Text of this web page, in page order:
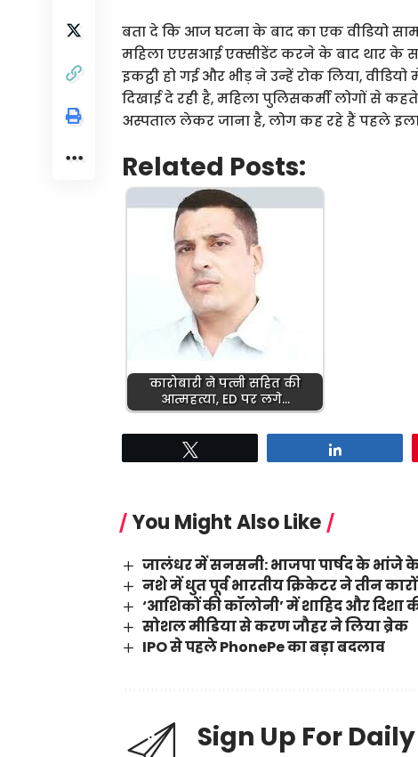
बता दे कि आज घटना के बाद का एक वीडियो
महिला एएसआई एक्सीडेंट करने के बाद थार के
इकट्ठी हो गई और भीड़ ने उन्हें रोक लिया,
दिखाई दे रही है, महिला पुलिसकर्मी लोगों से
अस्पताल लेकर जाना है, लोग कह रहे हैं पहले
Related Posts:
कारोबारी ने पत्नी सहित की
आत्महत्या, ED पर लगे…
You Might Also Like
जालंधर में सनसनी: भाजपा पार्षद के भांजे
नशे में धुत पूर्व भारतीय क्रिकेटर ने तीन
‘आशिकों की कॉलोनी’ में शाहिद और दिशा
सोशल मीडिया से करण जौहर ने लिया ब्रेक
IPO से पहले PhonePe का बड़ा बदलाव
Sign Up For